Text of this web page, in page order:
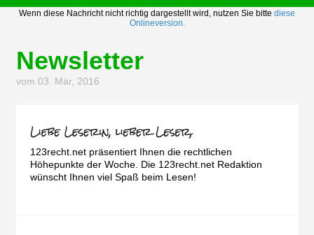
Wenn diese Nachricht nicht richtig dargestellt wird, nutzen Sie bitte diese
Onlineversion.
Newsletter
vom 03. Mär, 2016
123recht.net präsentiert Ihnen die rechtlichen
Höhepunkte der Woche. Die 123recht.net Redaktion
wünscht Ihnen viel Spaß beim Lesen!